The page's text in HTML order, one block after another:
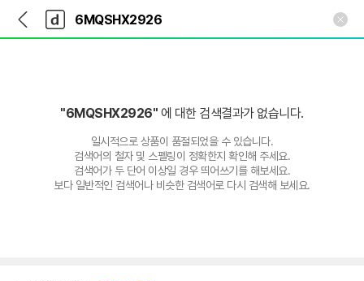
다
나
와
가
다
와
"6MQSHX2926" 에 대한 검색결과가 없습니다.
일시적으로 상품이 품절되었을 수 있습니다.
검색어의 철자 및 스펠링이 정확한지 확인해 주세요.
검색어가 두 단어 이상일 경우 띄어쓰기를 해보세요.
보다 일반적인 검색어나 비슷한 검색어로 다시 검색해 보세요.